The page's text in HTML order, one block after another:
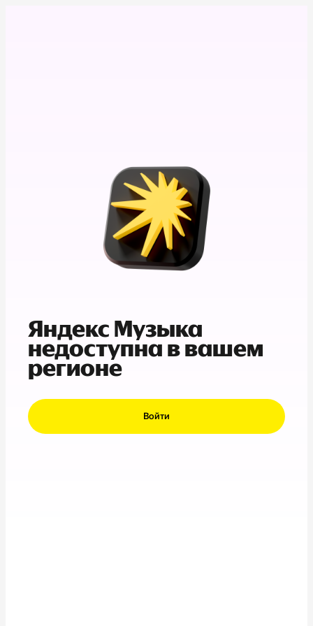
Яндекс Музыка
недоступна в вашем
регионе
Войти